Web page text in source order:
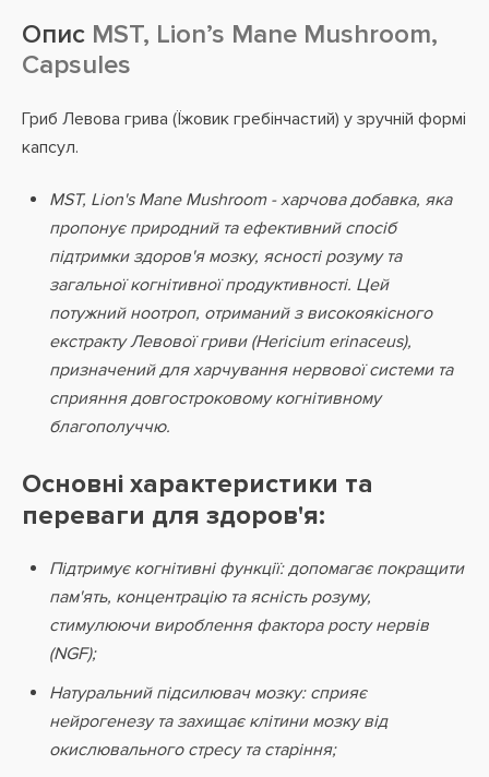
Опис MST, Lion’s Mane Mushroom,
Capsules
Гриб Левова грива (Їжовик гребінчастий) у зручній формі
капсул.
MST, Lion's Mane Mushroom - харчова добавка, яка
пропонує природний та ефективний спосіб
підтримки здоров'я мозку, ясності розуму та
загальної когнітивної продуктивності. Цей
потужний ноотроп, отриманий з високоякісного
екстракту Левової гриви (Hericium erinaceus),
призначений для харчування нервової системи та
сприяння довгостроковому когнітивному
благополуччю.
Основні характеристики та
переваги для здоров'я:
Підтримує когнітивні функції: допомагає покращити
пам'ять, концентрацію та ясність розуму,
стимулюючи вироблення фактора росту нервів
(NGF);
Натуральний підсилювач мозку: сприяє
нейрогенезу та захищає клітини мозку від
окислювального стресу та старіння;